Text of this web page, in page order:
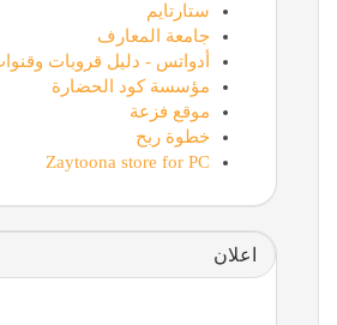
ستارتايم
جامعة المعارف
أدواتس - دليل قروبات
مؤسسة كود الحضارة
موقع فزعة
خطوة ربح
Zaytoona store for PC
اعلان